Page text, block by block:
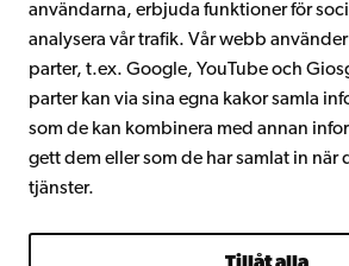
användarna, erbjuda funktioner för
analysera vår trafik. Vår webb
parter, t.ex. Google, YouTube och
parter kan via sina egna kakor samla
som de kan kombinera med annan
gett dem eller som de har samlat in när
tjänster.
Facebook InstagramYouTube LinkedIn Blog Snapchat